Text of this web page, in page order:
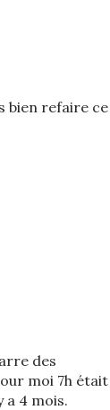
bien refaire ce
des
moi 7h était
a 4 mois.